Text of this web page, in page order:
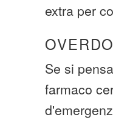
extra per
Se si
farmaco